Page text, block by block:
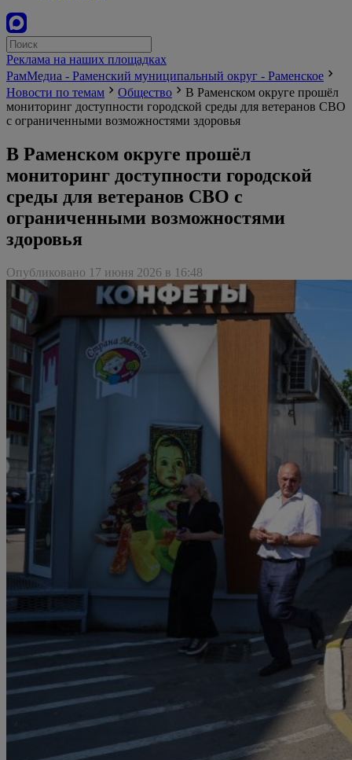
Реклама на наших площадках
РамМедиа - Раменский муниципальный округ - Раменское
Новости по темам
Общество
В Раменском округе прошёл
мониторинг доступности городской среды для ветеранов СВО
с ограниченными возможностями здоровья
В Раменском округе прошёл
мониторинг доступности городской
среды для ветеранов СВО с
ограниченными возможностями
здоровья
Опубликовано 17 июня 2026 в 16:48